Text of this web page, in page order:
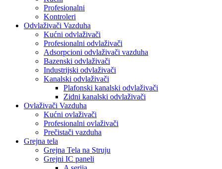
Profesionalni
Kontroleri
Odvlaživači Vazduha
Kućni odvlaživači
Profesionalni odvlaživači
Adsorpcioni odvlaživači vazduha
Bazenski odvlaživači
Industrijski odvlaživači
Kanalski odvlaživači
Plafonski kanalski odvlaživači
Zidni kanalski odvlaživači
Ovlaživači Vazduha
Kućni ovlaživači
Profesionalni ovlaživači
Prečistači vazduha
Grejna tela
Grejna Tela na Struju
Grejni IC paneli